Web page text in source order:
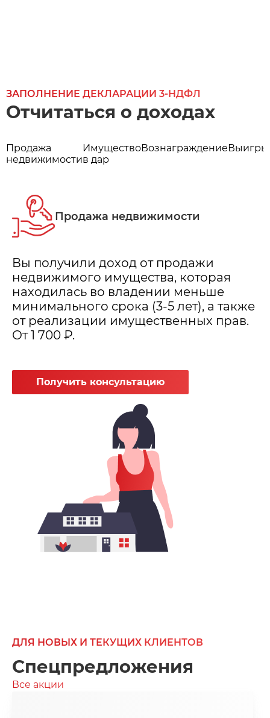
ЗАПОЛНЕНИЕ ДЕКЛАРАЦИИ 3-НДФЛ
Отчитаться о доходах
Продажа
недвижимости
Имущество
в дар
Вознаграждение
Продажа недвижимости
Вы получили доход от продажи
недвижимого имущества, которая
находилась во владении меньше
минимального срока (3-5 лет), а также
от реализации имущественных прав.
От 1 700 ₽.
Получить консультацию
ДЛЯ НОВЫХ И ТЕКУЩИХ КЛИЕНТОВ
Спецпредложения
Все акции